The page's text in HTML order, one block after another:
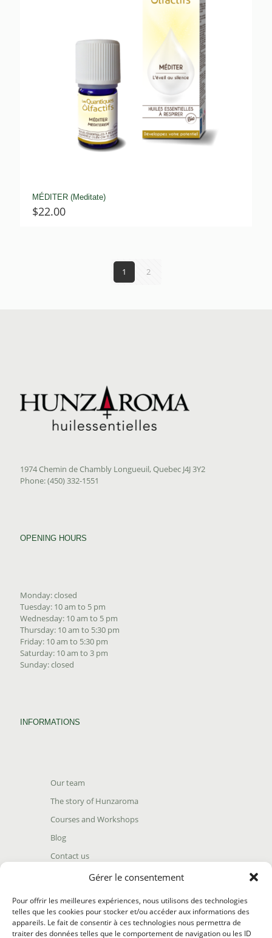
Gérer le consentement
Pour offrir les meilleures expériences, nous utilisons des technologies
telles que les cookies pour stocker et/ou accéder aux informations des
appareils. Le fait de consentir à ces technologies nous permettra de
traiter des données telles que le comportement de navigation ou les ID
MÉDITER (Meditate)
$22.00
1 2
1974 Chemin de Chambly Longueuil, Quebec J4J 3Y2
Phone: (450) 332-1551
OPENING HOURS
Monday: closed
Tuesday: 10 am to 5 pm
Wednesday: 10 am to 5 pm
Thursday: 10 am to 5:30 pm
Friday: 10 am to 5:30 pm
Saturday: 10 am to 3 pm
Sunday: closed
INFORMATIONS
Our team
The story of Hunzaroma
Courses and Workshops
Blog
Contact us
Find our product
Terms and conditions
Return policy